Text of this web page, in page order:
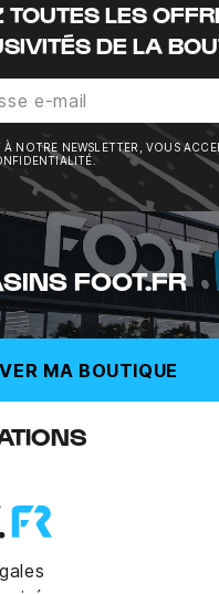
TOUTES LES
DE LA
À NOTRE NEWSLETTER, VOUS
FOOT.FR
MA BOUTIQUE